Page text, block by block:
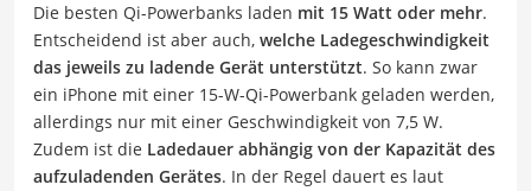
Die besten Qi-Powerbanks laden mit 15 Watt oder mehr.
Entscheidend ist aber auch, welche Ladegeschwindigkeit
das jeweils zu ladende Gerät unterstützt. So kann zwar
ein iPhone mit einer 15-W-Qi-Powerbank geladen werden,
allerdings nur mit einer Geschwindigkeit von 7,5 W.
Zudem ist die Ladedauer abhängig von der Kapazität des
aufzuladenden Gerätes. In der Regel dauert es laut